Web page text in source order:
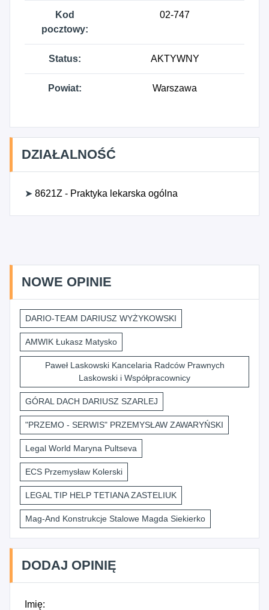
Kod
pocztowy:
02-747
Status: AKTYWNY
Powiat: Warszawa
DZIAŁALNOŚĆ
➤ 8621Z - Praktyka lekarska ogólna
NOWE OPINIE
DARIO-TEAM DARIUSZ WYŻYKOWSKI
AMWIK Łukasz Matysko
Paweł Laskowski Kancelaria Radców Prawnych
Laskowski i Współpracownicy
GÓRAL DACH DARIUSZ SZARLEJ
"PRZEMO - SERWIS" PRZEMYSŁAW ZAWARYŃSKI
Legal World Maryna Pultseva
ECS Przemysław Kolerski
LEGAL TIP HELP TETIANA ZASTELIUK
Mag-And Konstrukcje Stalowe Magda Siekierko
DODAJ OPINIĘ
Imię: